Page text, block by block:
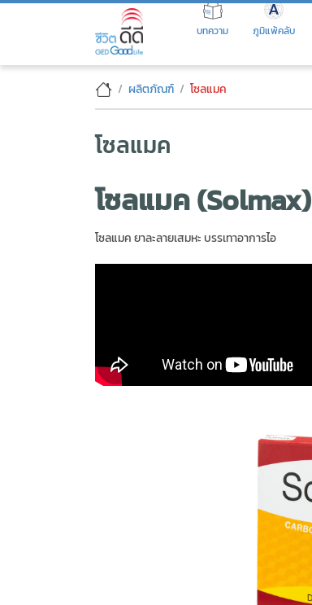
Skip
บทความ ภูมิแพ้คลับ
ผลิตภัณฑ์ โซลแมค
โซลแมค
โซลแมค (Solmax)
โซลแมค ยาละลายเสมหะ บรรเทาอาการไอ